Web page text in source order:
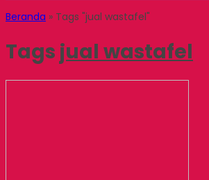
Beranda » Tags "jual wastafel"
Tags jual wastafel